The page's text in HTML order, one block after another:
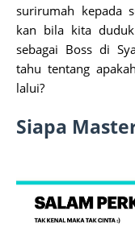
surirumah kepada
kan bila kita
sebagai Boss di
tahu tentang
lalui?
Siapa